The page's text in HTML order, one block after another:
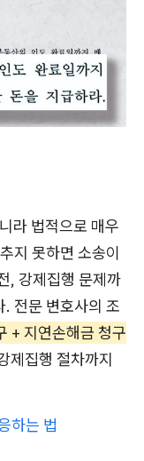
라 법적으로 매우
지 못하면 소송이
, 강제집행 문제까
전문 변호사의 조
+ 지연손해금 청구
제집행 절차까지
하는 법